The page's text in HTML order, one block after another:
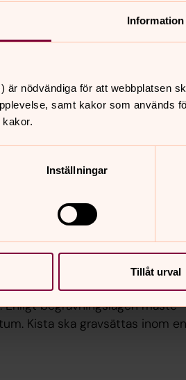
Information
är nödvändiga för att webbplatsen
samt kakor som används
Inställningar
Tillåt urval
att hämtas. Brevet skickas till
brevet är det dags att boka
tid, gäller både grav och
fredagar klockan 10 eller 13,
Enligt begravningslagen måste
Kista ska gravsättas inom en